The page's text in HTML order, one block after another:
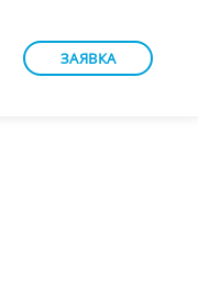
ЗАЯВКА